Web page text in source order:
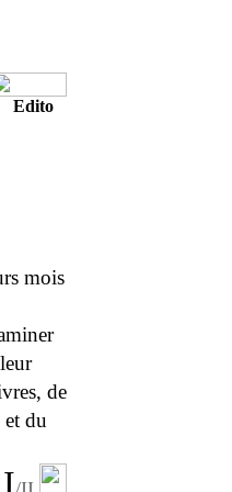
Edito
mois
de
du
I